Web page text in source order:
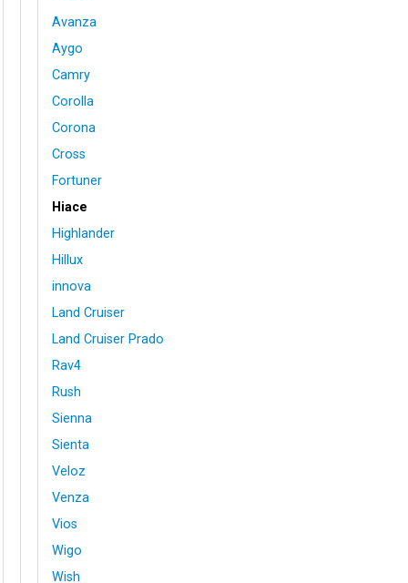
Avanza
Aygo
Camry
Corolla
Corona
Cross
Fortuner
Hiace
Highlander
Hillux
innova
Land Cruiser
Land Cruiser Prado
Rav4
Rush
Sienna
Sienta
Veloz
Venza
Vios
Wigo
Wish